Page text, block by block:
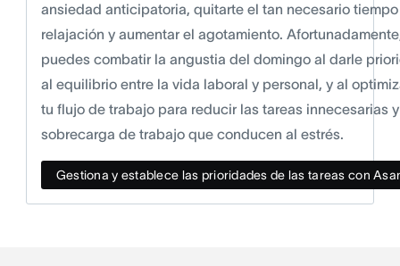
ansiedad anticipatoria, quitarte el tan necesario
relajación y aumentar el agotamiento.
puedes combatir la angustia del domingo al darle
al equilibrio entre la vida laboral y personal, y al
tu flujo de trabajo para reducir las tareas innecesarias
sobrecarga de trabajo que conducen al estrés.
Gestiona y establece las prioridades de las tareas con